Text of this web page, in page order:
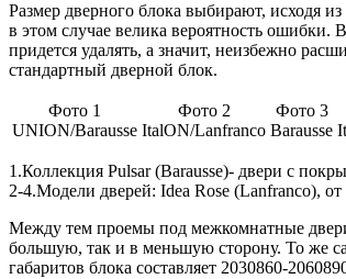
Размер дверного блока выбирают, исходя
в этом случае велика вероятность ошибки.
придется удалять, а значит, неизбежно
стандартный дверной блок.
Фото 1
UNION/Barausse
Фото 2
ItalON/Lanfranco
Фото 3
Barausse
1.Коллекция Pulsar (Barausse)- двери с
2-4.Модели дверей: Idea Rose (Lanfranco),
Между тем проемы под межкомнатные
большую, так и в меньшую сторону. То же
габаритов блока составляет 2030860-